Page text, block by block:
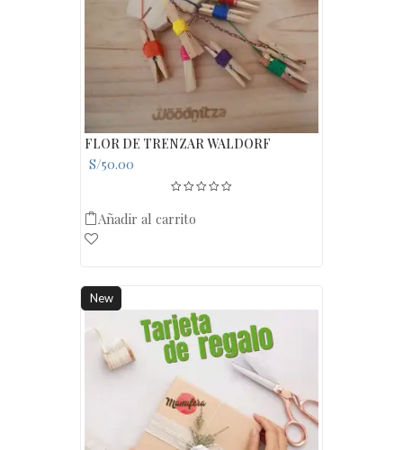
FLOR DE TRENZAR WALDORF
S/50.00
Añadir al carrito
New